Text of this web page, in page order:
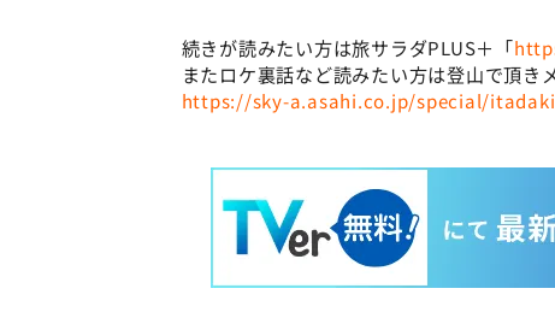
続きが読みたい方は旅サラダPLUS＋「
またロケ裏話など読みたい方は登山で頂き
https://sky-a.asahi.co.jp/special/